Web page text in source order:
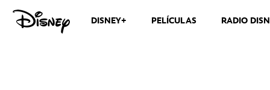
DISNEY+ PELÍCULAS RADIO